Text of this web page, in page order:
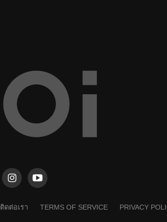
ติดต่อเรา TERMS OF SERVICE PRIVACY